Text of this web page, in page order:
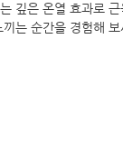
깊은 온열 효과로
는 순간을 경험해 보